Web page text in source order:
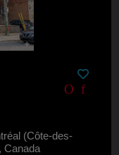
(Côte-des-
Canada